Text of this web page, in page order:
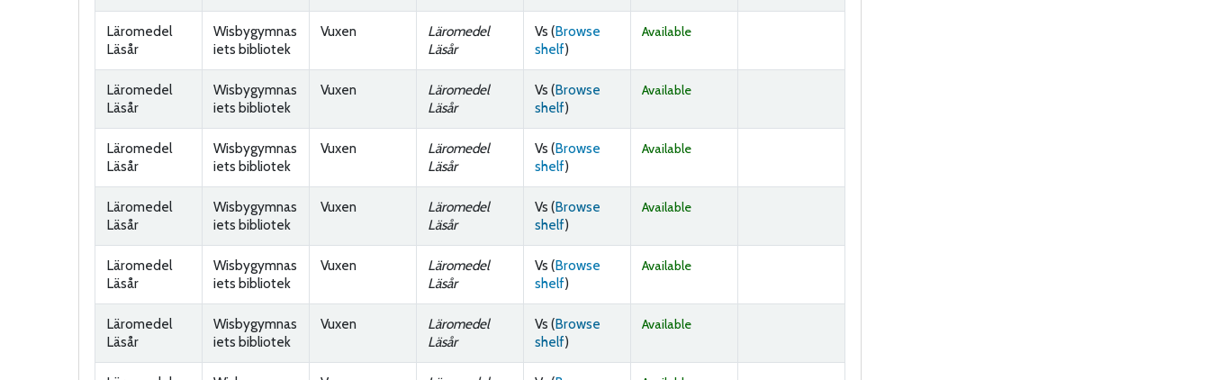
Läromedel
Läsår
Wisbygymnas
iets bibliotek
Vuxen
Läromedel
Läsår
Vs (Browse
shelf(Opens below)
)
Available
Läromedel
Läsår
Wisbygymnas
iets bibliotek
Vuxen
Läromedel
Läsår
Vs (Browse
shelf(Opens below)
)
Available
Läromedel
Läsår
Wisbygymnas
iets bibliotek
Vuxen
Läromedel
Läsår
Vs (Browse
shelf(Opens below)
)
Available
Läromedel
Läsår
Wisbygymnas
iets bibliotek
Vuxen
Läromedel
Läsår
Vs (Browse
shelf(Opens below)
)
Available
Läromedel
Läsår
Wisbygymnas
iets bibliotek
Vuxen
Läromedel
Läsår
Vs (Browse
shelf(Opens below)
)
Available
Läromedel
Läsår
Wisbygymnas
iets bibliotek
Vuxen
Läromedel
Läsår
Vs (Browse
shelf(Opens below)
)
Available